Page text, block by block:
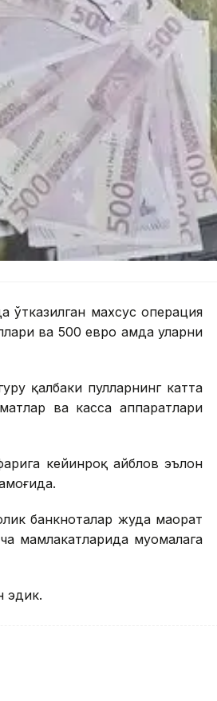
ўтказилган махсус операция
ва 500 евро ҳамда уларни
қалбаки пулларнинг катта
ва касса аппаратлари
кейинроқ айблов эълон
банкноталар жуда маҳорат
мамлакатларида муомалага
эдик.